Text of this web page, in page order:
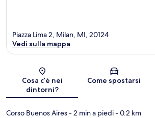
Mappa
Piazza Lima 2, Milan, MI, 20124
Vedi sulla mappa
Cosa c’è nei
dintorni?
Come spostarsi
Corso Buenos Aires- 2 min a piedi- 0.2 km